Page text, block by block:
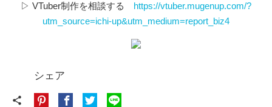
▷ VTuber制作を相談する https://vtuber.mugenup.com/?
utm_source=ichi-up&utm_medium=report_biz4
シェア
share